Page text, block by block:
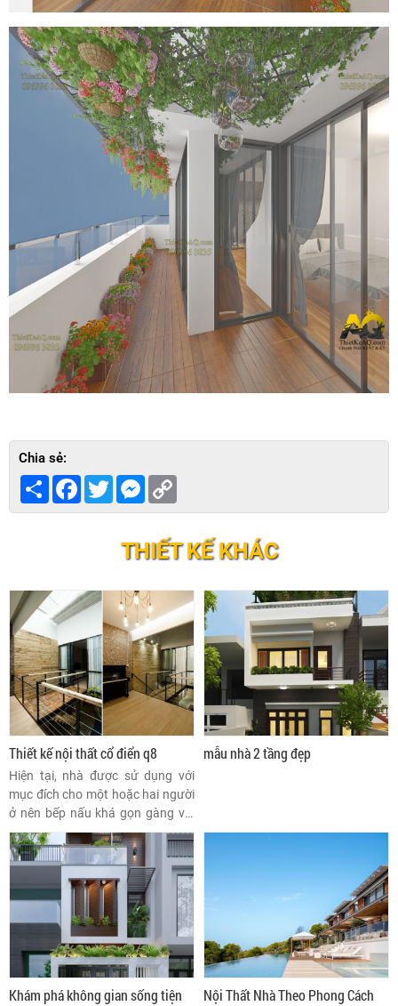
Chia sẻ:
Share Facebook
TwitterMessenger
THIẾT KẾ KHÁC
Thiết kế nội thất cổ điển q8
Hiện tại, nhà được sử dụng với
mục đích cho một hoặc hai người
ở nên bếp nấu khá gọn gàng với
thiết kế đá mài giản dị.
mẫu nhà 2 tầng đẹp
Khám phá không gian sống tiện
Nội Thất Nhà Theo Phong Cách